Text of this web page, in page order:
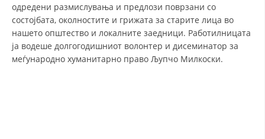
MЕЃУНАРОДНО ХУМАНИТАРНО ПРАВО
УПОТРЕБА И ЗАШТИТА НА АМБЛЕМОТ
одредени размислувања и предлози поврзани со
состојбата, околностите и грижата за старите лица во
нашето општество и локалните заедници. Работилницата
ја водеше долгогодишниот волонтер и дисеминатор за
меѓународно хуманитарно право Љупчо Милкоски.